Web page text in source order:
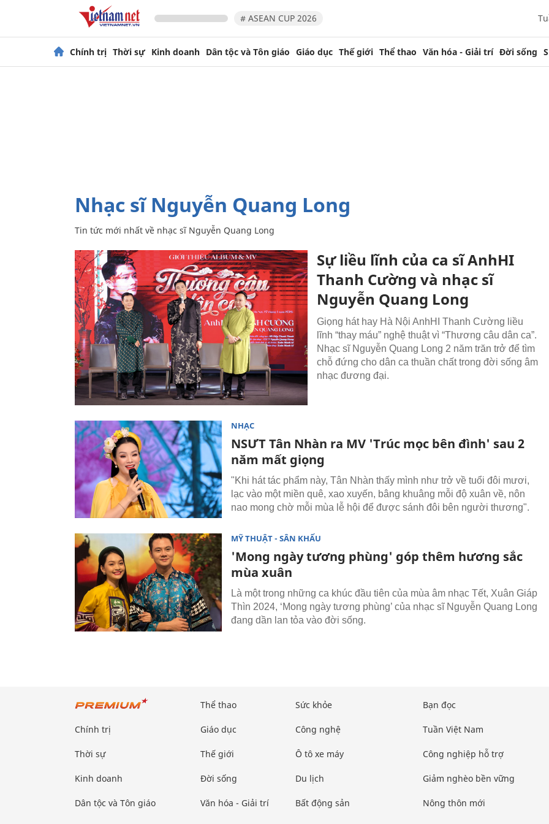
# ASEAN CUP 2026
Chính trị Thời sự Kinh doanh Dân tộc và Tôn giáo Giáo dục Thế giới Thể thao Văn hóa - Giải trí Đời sống
nhạc sĩ Nguyễn Quang Long
Tin tức mới nhất về nhạc sĩ Nguyễn Quang Long
Sự liều lĩnh của ca sĩ AnhHI
Thanh Cường và nhạc sĩ
Nguyễn Quang Long
Giọng hát hay Hà Nội AnhHI Thanh Cường liều
lĩnh “thay máu” nghệ thuật vì “Thương câu dân ca”.
Nhạc sĩ Nguyễn Quang Long 2 năm trăn trở để tìm
chỗ đứng cho dân ca thuần chất trong đời sống âm
nhạc đương đại.
NHẠC
NSƯT Tân Nhàn ra MV 'Trúc mọc bên đình' sau 2
năm mất giọng
"Khi hát tác phẩm này, Tân Nhàn thấy mình như trở về tuổi đôi mươi,
lạc vào một miền quê, xao xuyến, bâng khuâng mỗi độ xuân về, nôn
nao mong chờ mỗi mùa lễ hội để được sánh đôi bên người thương".
MỸ THUẬT - SÂN KHẤU
'Mong ngày tương phùng' góp thêm hương sắc
mùa xuân
Là một trong những ca khúc đầu tiên của mùa âm nhạc Tết, Xuân Giáp
Thìn 2024, ‘Mong ngày tương phùng’ của nhạc sĩ Nguyễn Quang Long
đang dần lan tỏa vào đời sống.
Chính trị
Thời sự
Kinh doanh
Dân tộc và Tôn giáo
Thể thao
Giáo dục
Thế giới
Đời sống
Văn hóa - Giải trí
Sức khỏe
Công nghệ
Ô tô xe máy
Du lịch
Bất động sản
Bạn đọc
Tuần Việt Nam
Công nghiệp hỗ trợ
Giảm nghèo bền vững
Nông thôn mới